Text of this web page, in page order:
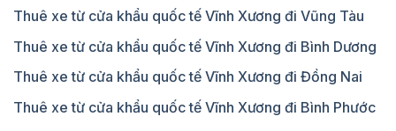
Thuê xe từ cửa khẩu quốc tế Vĩnh Xương đi Vũng Tàu
Thuê xe từ cửa khẩu quốc tế Vĩnh Xương đi Bình Dương
Thuê xe từ cửa khẩu quốc tế Vĩnh Xương đi Đồng Nai
Thuê xe từ cửa khẩu quốc tế Vĩnh Xương đi Bình Phước